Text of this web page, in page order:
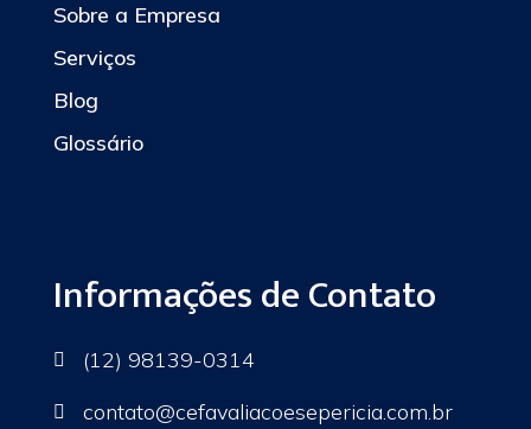
Sobre a Empresa
Serviços
Blog
Glossário
Informações de Contato
 (12) 98139-0314
 contato@cefavaliacoesepericia.com.br